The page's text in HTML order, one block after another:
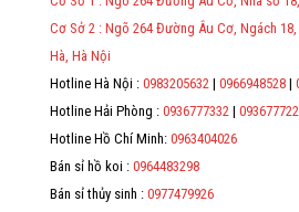
địa chỉ, mã số thuế/ căn cước công
Cơ Sở 2 : Ngõ 264 Đường Âu Cơ, Ngách
Hà, Hà Nội
Hotline Hà Nội : 0983205632 | 0966948528 |
Hotline Hải Phòng : 0936777332 |
Hotline Hồ Chí Minh: 0963404026
Bán sỉ hồ koi : 0964483298
Bán sỉ thủy sinh : 0977479926